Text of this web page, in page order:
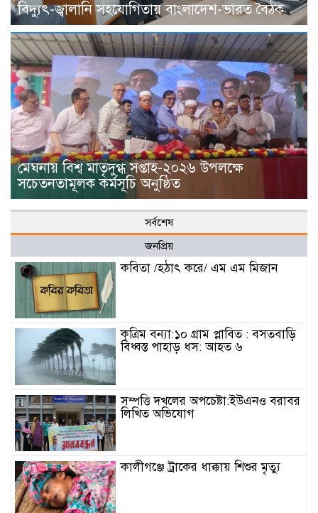
বিদ্যুৎ-জ্বালানি সহযোগিতায় বাংলাদেশ-ভারত বৈঠক
মেঘনায় বিশ্ব মাতৃদুগ্ধ সপ্তাহ-২০২৬ উপলক্ষে
সচেতনতামূলক কর্মসূচি অনুষ্ঠিত
সর্বশেষ
জনপ্রিয়
কবিতা /হঠাৎ করে/ এম এম মিজান
কৃত্রিম বন্যা:১০ গ্রাম প্লাবিত : বসতবাড়ি
বিধ্বস্ত পাহাড় ধস: আহত ৬
সম্পত্তি দখলের অপচেষ্টা:ইউএনও বরাবর
লিখিত অভিযোগ
কালীগঞ্জে ট্রাকের ধাক্কায় শিশুর মৃত্যু